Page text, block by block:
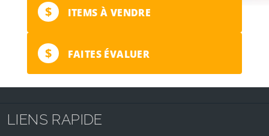
$ ITEMS À VENDRE
$ FAITES ÉVALUER
LIENS RAPIDE